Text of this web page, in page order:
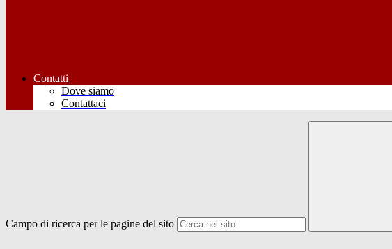
Contatti
Dove siamo
Contattaci
Campo di ricerca per le pagine del sito